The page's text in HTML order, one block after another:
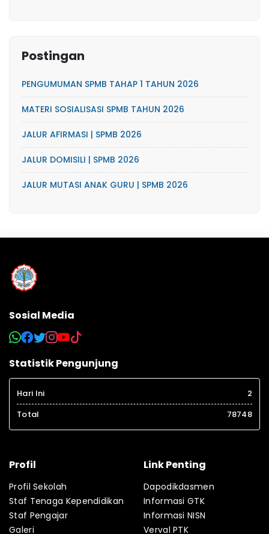
Postingan
PENGUMUMAN SPMB TAHAP 1 TAHUN 2026
MATERI SOSIALISASI SPMB TAHUN 2026
JALUR AFIRMASI | SPMB 2026
JALUR DOMISILI | SPMB 2026
JALUR MUTASI ANAK GURU | SPMB 2026
Sosial Media
Statistik Pengunjung
Hari Ini
2
Total
78748
Profil
Profil Sekolah
Staf Tenaga Kependidikan
Staf Pengajar
Galeri
Link Penting
Dapodikdasmen
Informasi GTK
Informasi NISN
Verval PTK